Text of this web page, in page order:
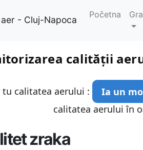
- Cluj-Napoca Početna
calității
tu calitatea aerului : Ia un
calitatea aerului în
zraka